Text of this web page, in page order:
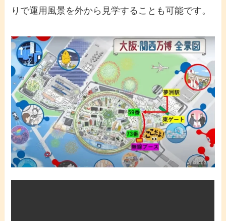
りで運用風景を外から見学することも可能です。